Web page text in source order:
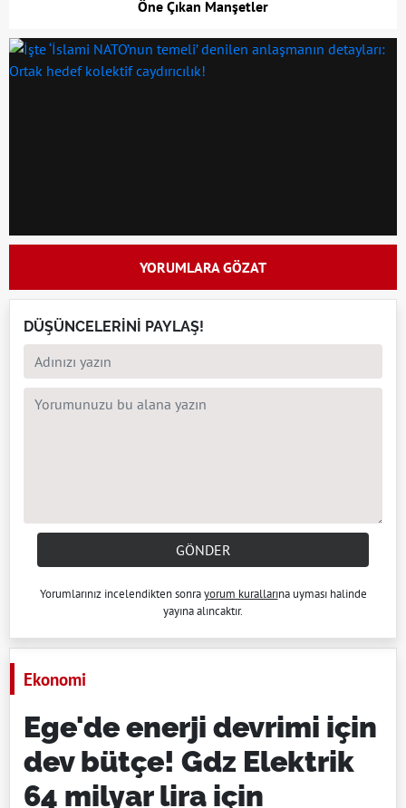
Öne Çıkan Manşetler
YORUMLARA GÖZAT
DÜŞÜNCELERİNİ PAYLAŞ!
GÖNDER
Yorumlarınız incelendikten sonrayorum kurallarına uyması halinde
yayına alıncaktır.
Ekonomi
Ege'de enerji devrimi için
dev bütçe! Gdz Elektrik
64 milyar lira için